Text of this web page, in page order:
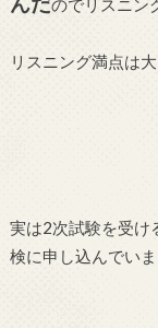
のでリスニン
リスニング満点は
実は2次試験を受
検に申し込んでいま